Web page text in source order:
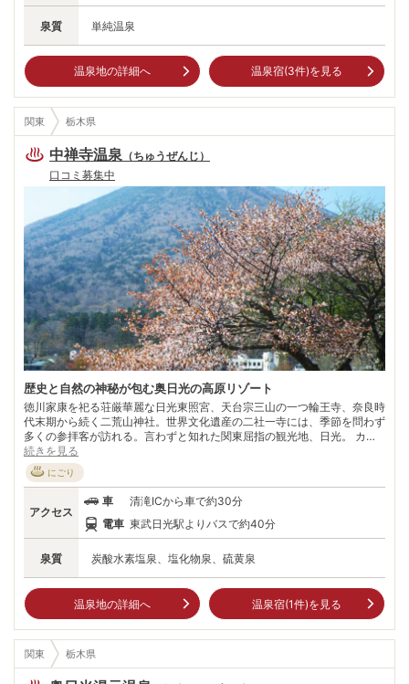
泉質 単純温泉
温泉地の詳細へ 温泉宿(3件)を見る
関東 栃木県
中禅寺温泉 （ちゅうぜんじ ）
口コミ募集中
歴史と自然の神秘が包む奥日光の高原リゾート
徳川家康を祀る荘厳華麗な日光東照宮、天台宗三山の一つ輪王寺、奈良時
代末期から続く二荒山神社。世界文化遺産の二社一寺には、季節を問わず
多くの参拝客が訪れる。言わずと知れた関東屈指の観光地、日光。 カー
プを曲がるたびに高度を上げるいろは坂。登りきった先に、中禅寺温泉が
佇む。眼前には、透明な湖面が美しい中禅寺湖。湖畔に立ち並ぶ宿やお土
産屋、湖面を行き交う遊覧船がリゾート気分を高め、夏でも涼しい気候が
市街地の喧騒を忘れさせる。 豪快な姿が圧巻の華厳の滝までは徒歩約15
分。さらに奥には標高約1400ｍの大湿原、戦場ヶ原。受け継がれし歴史
と信仰、守られし自然の神秘をじっくり味わう旅がある。
続きを見る
にごり
泉質 炭酸水素塩泉、塩化物泉、硫黄泉
アクセス
車
清滝ICから車で約30分
電車 東武日光駅よりバスで約40分
温泉地の詳細へ 温泉宿(1件)を見る
関東 栃木県